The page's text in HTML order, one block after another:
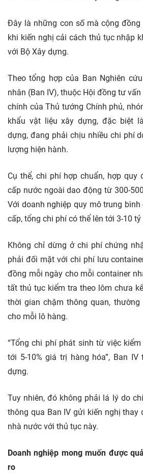
Đây là những con số mà cộng
khi kiến nghị cải cách thủ tục nhập
với Bộ Xây dựng.
Theo tổng hợp của Ban Nghiên
nhân (Ban IV), thuộc Hội đồng tư
chính của Thủ tướng Chính phủ,
khẩu vật liệu xây dựng, đặc biệt
dựng, đang phải chịu nhiều chi phí
lượng hiện hành.
Cụ thể, chi phí hợp chuẩn, hợp quy
cấp nước ngoài dao động từ 300-
Với doanh nghiệp quy mô trung
cấp, tổng chi phí có thể lên tới 3-10
Không chỉ dừng ở chi phí chứng
phải đối mặt với chi phí lưu
đồng mỗi ngày cho mỗi container
tất thủ tục kiểm tra theo lôm chưa
thời gian chậm thông quan,
cho mỗi lô hàng.
“Tổng chi phí phát sinh từ việc
tới 5-10% giá trị hàng hóa”, Ban
dựng.
Tuy nhiên, đó không phải lá lý do
thông qua Ban IV gửi kiến nghị thay
nhà nước với thủ tục này.
Doanh nghiệp mong muốn được
ro